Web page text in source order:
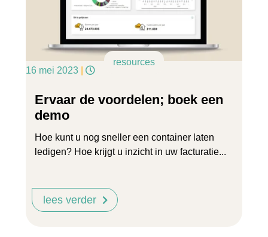
resources
16 mei 2023
Ervaar de voordelen; boek een
demo
Hoe kunt u nog sneller een container laten
ledigen? Hoe krijgt u inzicht in uw facturatie...
lees verder